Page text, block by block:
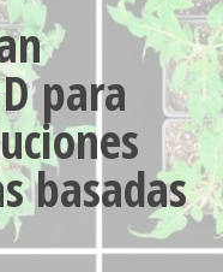
para
basadas